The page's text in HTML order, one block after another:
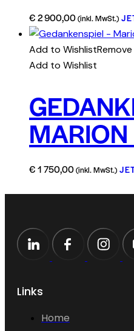
€2 900,00(inkl. MwSt.)
Add to Wishlist
Add to Wishlist
MARION
€1 750,00(inkl. MwSt.)
Links
Home